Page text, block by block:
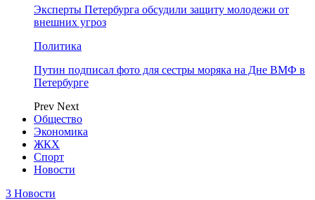
Эксперты Петербурга обсудили защиту молодежи от
внешних угроз
Политика
Путин подписал фото для сестры моряка на Дне ВМФ в
Петербурге
Prev Next
Общество
Экономика
ЖКХ
Спорт
Новости
3 Новости